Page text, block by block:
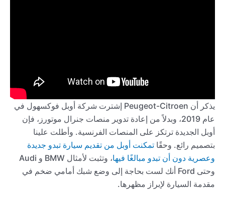
يذكر أن Peugeot-Citroen إشترت شركة أوبل فوكسهول في
عام 2019، وبدلاً من إعادة تدوير منصات جنرال موتورز، فإن
أوبل الجديدة ترتكز على المنصات الفرنسية. وأطلت علينا
بتصميم رائع. وحقًا تمكنت أوبل من تقديم سيارة تبدو جديدة
وعصرية دون أن تبدو مبالغًا فيها
، وتثبت لأمثال BMW و Audi
وحتى Ford أنك لست بحاجة إلى وضع شبك أمامي ضخم في
مقدمة السيارة لإبراز مظهرها.